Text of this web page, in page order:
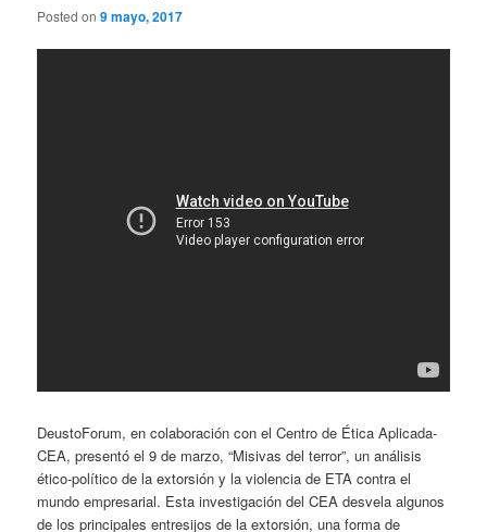
Posted on9 mayo, 2017
DeustoForum, en colaboración con el Centro de Ética Aplicada-
CEA, presentó el 9 de marzo, “Misivas del terror”, un análisis
ético-político de la extorsión y la violencia de ETA contra el
mundo empresarial. Esta investigación del CEA desvela algunos
de los principales entresijos de la extorsión, una forma de